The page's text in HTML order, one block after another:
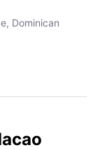
Dominican